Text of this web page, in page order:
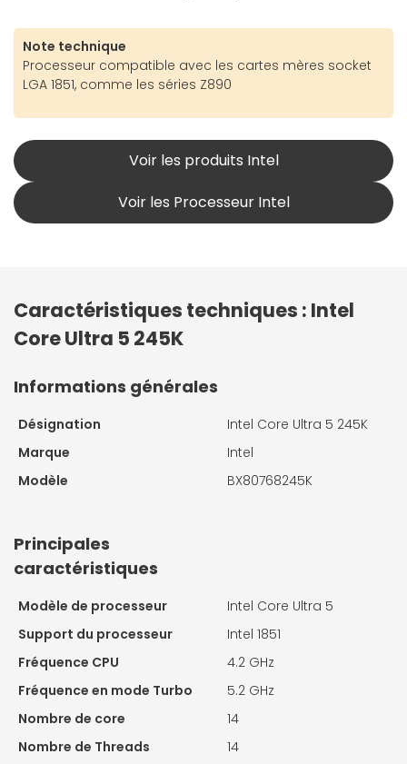
Note technique
Processeur compatible avec les cartes mères socket
LGA 1851, comme les séries Z890
Voir les produits Intel
Voir les Processeur Intel
Caractéristiques techniques : Intel
Core Ultra 5 245K
Informations générales
Désignation
Intel Core Ultra 5 245K
Marque
Intel
Modèle
BX80768245K
Principales
caractéristiques
Modèle de processeur
Intel Core Ultra 5
Support du processeur
Intel 1851
Fréquence CPU
4.2 GHz
Fréquence en mode Turbo
5.2 GHz
Nombre de core
14
Nombre de Threads
14